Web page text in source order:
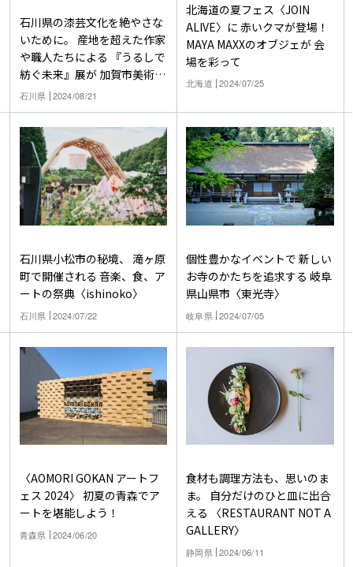
石川県の漆芸文化を絶やさな
いために。 産地を超えた作家
や職人たちによる 『うるしで
紡ぐ未来』展が 加賀市美術館
で開催中
石川県 2024/08/21
北海道の夏フェス〈JOIN
ALIVE〉に 赤いクマが登場！
MAYA MAXXのオブジェが 会
場を彩って
北海道 2024/07/25
石川県小松市の秘境、 滝ヶ原
町で開催される 音楽、食、ア
ートの祭典〈ishinoko〉
石川県 2024/07/22
個性豊かなイベントで 新しい
お寺のかたちを追求する 岐阜
県山県市〈東光寺〉
岐阜県 2024/07/05
〈AOMORI GOKAN アートフ
ェス 2024〉 初夏の青森でア
ートを堪能しよう！
青森県 2024/06/20
食材も調理方法も、思いのま
ま。 自分だけのひと皿に出合
える 〈RESTAURANT NOT A
GALLERY〉
静岡県 2024/06/11